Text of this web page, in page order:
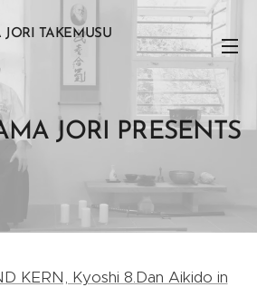
TAKEMUSU
JORI PRESENTS
KERN, Kyoshi 8.Dan Aikido in